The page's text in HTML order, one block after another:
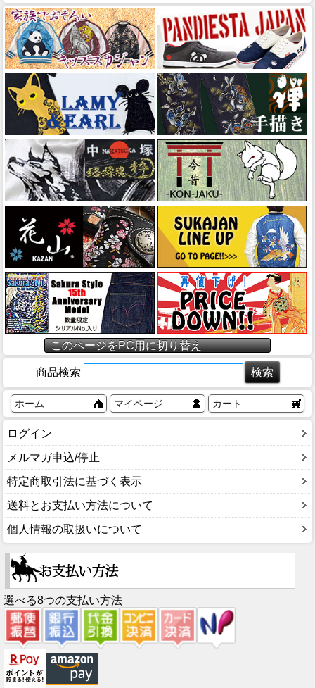
このページをPC用に切り替え
商品検索
ホーム マイページ カート
ログイン
メルマガ申込/停止
特定商取引法に基づく表示
送料とお支払い方法について
個人情報の取扱いについて
選べる8つの支払い方法